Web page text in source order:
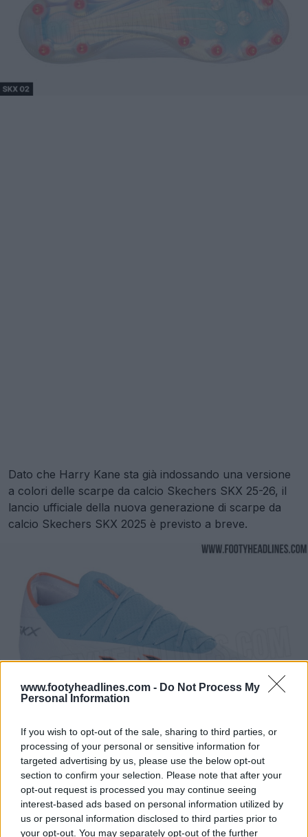
www.footyheadlines.com - Do Not Process My
Personal Information
If you wish to opt-out of the sale, sharing to third parties, or
processing of your personal or sensitive information for
targeted advertising by us, please use the below opt-out
section to confirm your selection. Please note that after your
opt-out request is processed you may continue seeing
interest-based ads based on personal information utilized by
us or personal information disclosed to third parties prior to
your opt-out. You may separately opt-out of the further
Dato che Harry Kane sta già indossando una versione
a colori delle scarpe da calcio Skechers SKX 25-26, il
lancio ufficiale della nuova generazione di scarpe da
calcio Skechers SKX 2025 è previsto a breve.
Skechers SKX 2 - Caratteristiche
La nuova generazione di Skechers SKX 01